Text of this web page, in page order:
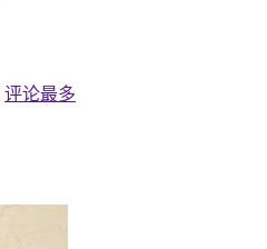
评论最多